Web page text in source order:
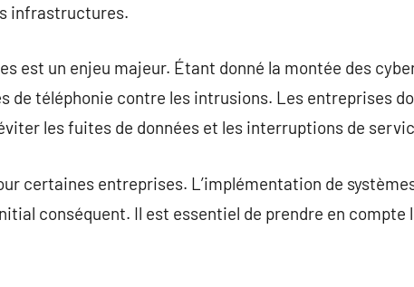
infrastructures.
est un enjeu majeur. Étant donné la montée des
de téléphonie contre les intrusions. Les entreprises
les fuites de données et les interruptions de
certaines entreprises. L’implémentation de
conséquent. Il est essentiel de prendre en compte